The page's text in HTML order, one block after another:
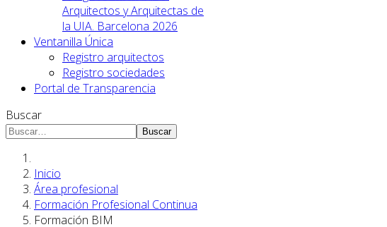
Arquitectos y Arquitectas de
la UIA. Barcelona 2026
Ventanilla Única
Registro arquitectos
Registro sociedades
Portal de Transparencia
Buscar
Buscar
Inicio
Área profesional
Formación Profesional Continua
Formación BIM